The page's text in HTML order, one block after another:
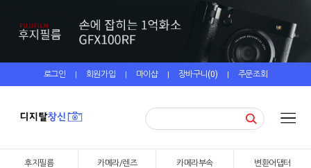
로그인 | 회원가입 | 마이샵 | 장바구니(0) | 주문조회
후지필름 카메라/렌즈 카메라부속 변환어댑터